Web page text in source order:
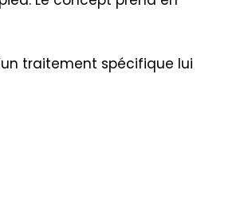
traitement spécifique lui